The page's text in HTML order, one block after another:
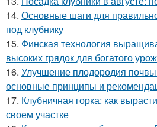
14. Основные шаги для
под клубнику
15. Финская технология
высоких грядок для богатого
16. Улучшение плодородия почвы
основные принципы и
17. Клубничная горка: как
своем участке